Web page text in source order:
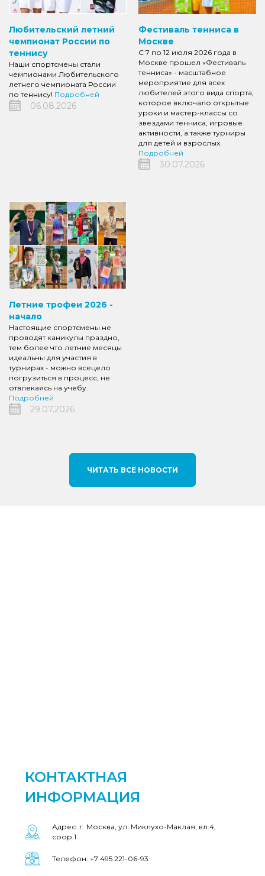
Любительский летний
чемпионат России по
теннису
Наши спортсмены стали
чемпионами Любительского
летнего чемпионата России
по теннису! Подробней
06.08.2026
Фестиваль тенниса в
Москве
С 7 по 12 июля 2026 года в
Москве прошел «Фестиваль
тенниса» - масштабное
мероприятие для всех
любителей этого вида спорта,
которое включало открытые
уроки и мастер-классы со
звездами тенниса, игровые
активности, а также турниры
для детей и взрослых.
Подробней
30.07.2026
Летние трофеи 2026 -
начало
Настоящие спортсмены не
проводят каникулы праздно,
тем более что летние месяцы
идеальны для участия в
турнирах - можно всецело
погрузиться в процесс, не
отвлекаясь на учебу.
Подробней
29.07.2026
ЧИТАТЬ ВСЕ НОВОСТИ
КОНТАКТНАЯ
ИНФОРМАЦИЯ
Адрес: г. Москва, ул. Миклухо-Маклая, вл.4,
соор.1.
Телефон: +7 495 221-06-93